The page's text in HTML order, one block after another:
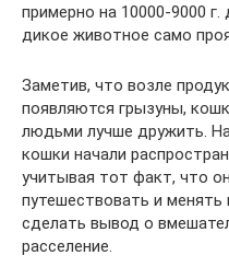
примерно на 10000-9000
дикое животное само
Заметив, что возле
появляются грызуны,
людьми лучше дружить.
кошки начали
учитывая тот факт, что
путешествовать и
сделать вывод о
расселение.